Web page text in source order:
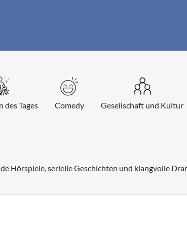
des Tages Comedy Gesellschaft und Kultur
Hörspiele, serielle Geschichten und klangvolle